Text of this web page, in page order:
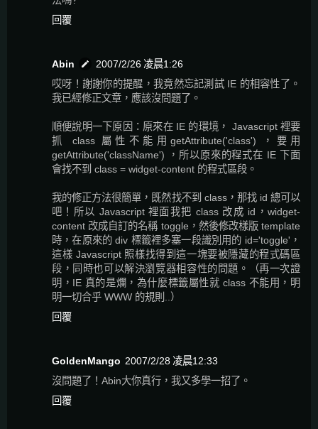
回覆
Abin
2007/2/26 凌晨1:26
哎呀！謝謝你的提醒，我竟然忘記測試 IE 的相容性了。
我已經修正文章，應該沒問題了。
順便說明一下原因：原來在 IE 的環境， Javascript 裡要
抓 class 屬性不能用getAttribute('class') ，要用
getAttribute('className') ，所以原來的程式在 IE 下面
會找不到 class = widget-content 的程式區段。
我的修正方法很簡單，既然找不到 class，那找 id 總可以
吧！所以 Javascript 裡面我把 class 改成 id，widget-
content 改成自訂的名稱 toggle，然後修改樣版 template
時，在原來的 div 標籤裡多塞一段識別用的 id='toggle'，
這樣 Javascript 照樣找得到這一塊要被隱藏的程式碼區
段，同時也可以解決瀏覽器相容性的問題。（再一次證
明，IE 真的是爛，為什麼標籤屬性就 class 不能用，明
明一切合乎 WWW 的規則..）
回覆
GoldenMango 2007/2/28 凌晨12:33
沒問題了！Abin大你真行，我又多學一招了。
回覆